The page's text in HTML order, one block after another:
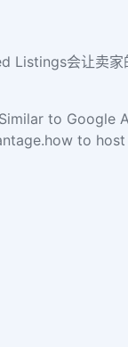
会让卖
to Google
to